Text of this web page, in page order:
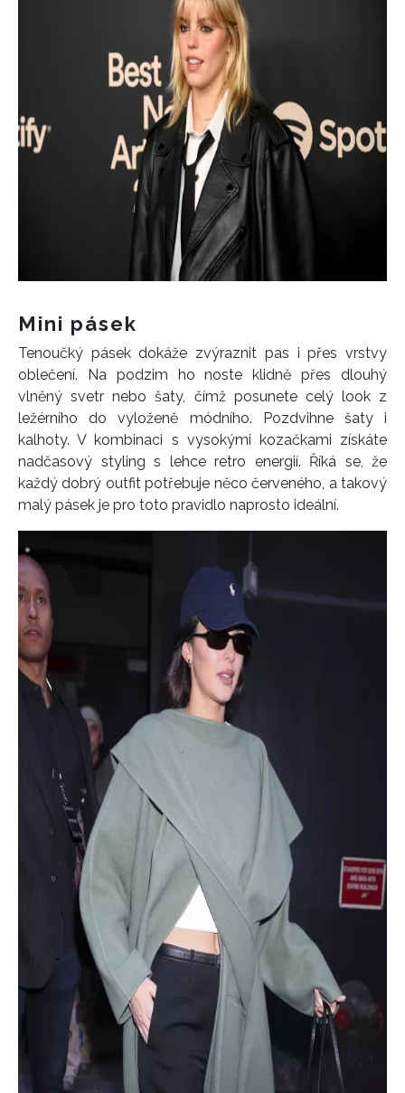
Mini pásek
Tenoučký pásek dokáže zvýraznit pas i přes vrstvy
oblečení. Na podzim ho noste klidně přes dlouhý
vlněný svetr nebo šaty, čímž posunete celý look z
ležérního do vyloženě módního. Pozdvihne šaty i
kalhoty. V kombinaci s vysokými kozačkami získáte
nadčasový styling s lehce retro energií. Říká se, že
každý dobrý outfit potřebuje něco červeného, a takový
malý pásek je pro toto pravidlo naprosto ideální.